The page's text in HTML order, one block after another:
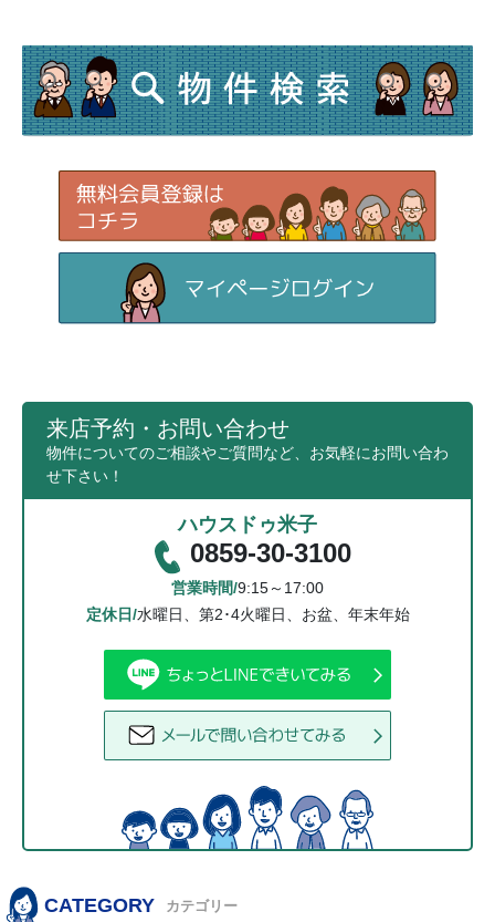
来店予約・お問い合わせ
物件についてのご相談やご質問など、お気軽にお問い合わ
せ下さい！
ハウスドゥ米子
0859-30-3100
営業時間/9:15～17:00
定休日/水曜日、第2･4火曜日、お盆、年末年始
CATEGORY カテゴリー